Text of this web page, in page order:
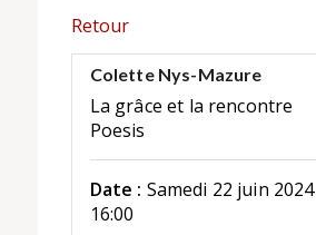
Retour
Colette Nys-Mazure
La grâce et la rencontre
Poesis
Date : Samedi 22 juin 2024
16:00